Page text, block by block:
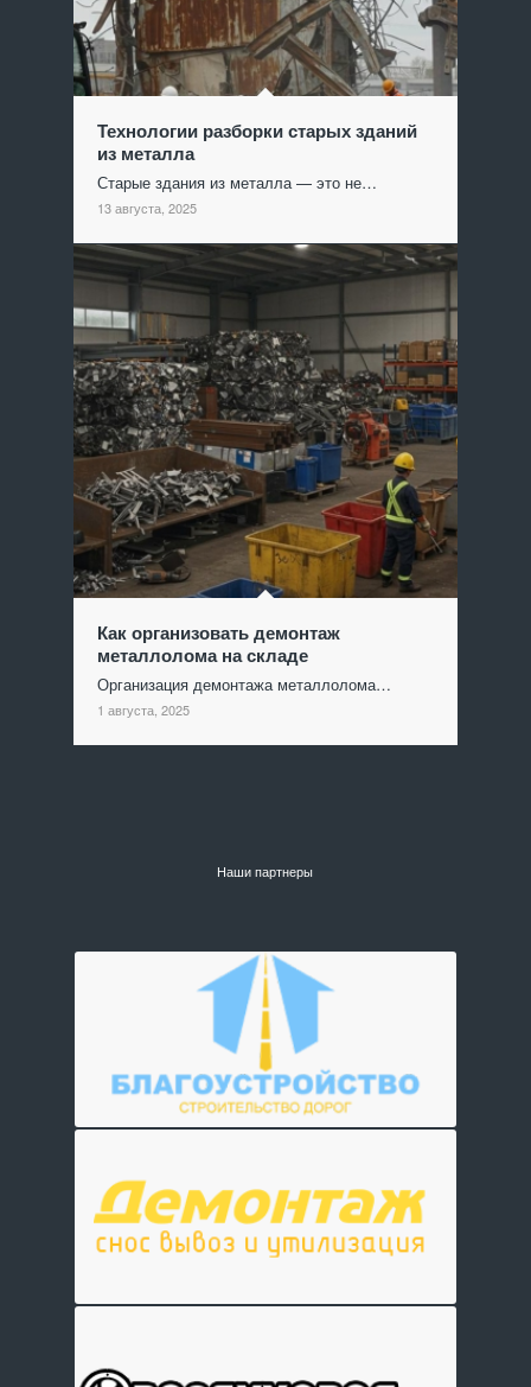
Технологии разборки старых зданий
из металла
Старые здания из металла — это не…
13 августа, 2025
Как организовать демонтаж
металлолома на складе
Организация демонтажа металлолома…
1 августа, 2025
Наши партнеры